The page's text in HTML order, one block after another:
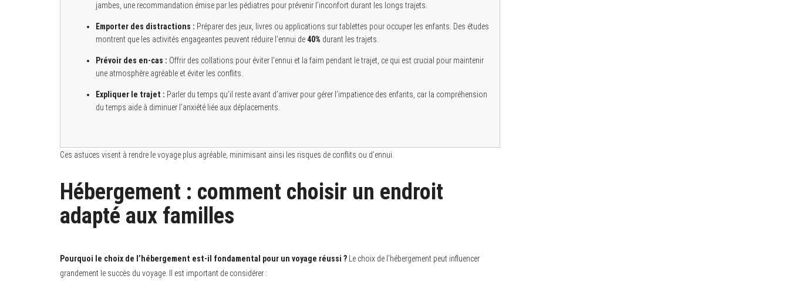
jambes, une recommandation émise par les pédiatres pour prévenir l’inconfort durant les longs trajets.
Emporter des distractions : Préparer des jeux, livres ou applications sur tablettes pour occuper les enfants. Des études
montrent que les activités engageantes peuvent réduire l’ennui de 40% durant les trajets.
Prévoir des en-cas : Offrir des collations pour éviter l’ennui et la faim pendant le trajet, ce qui est crucial pour maintenir
une atmosphère agréable et éviter les conflits.
Expliquer le trajet : Parler du temps qu’il reste avant d’arriver pour gérer l’impatience des enfants, car la compréhension
du temps aide à diminuer l’anxiété liée aux déplacements.
Ces astuces visent à rendre le voyage plus agréable, minimisant ainsi les risques de conflits ou d’ennui.
Hébergement : comment choisir un endroit
adapté aux familles
Pourquoi le choix de l’hébergement est-il fondamental pour un voyage réussi ? Le choix de l’hébergement peut influencer
grandement le succès du voyage. Il est important de considérer :